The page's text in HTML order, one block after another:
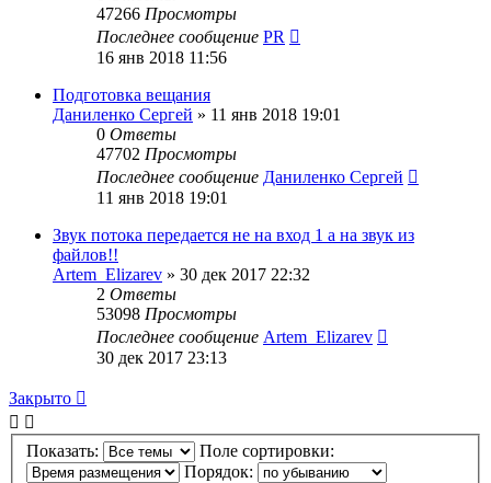
47266 Просмотры
Последнее сообщение PR
16 янв 2018 11:56
Подготовка вещания
Даниленко Сергей » 11 янв 2018 19:01
0 Ответы
47702 Просмотры
Последнее сообщение Даниленко Сергей
11 янв 2018 19:01
Звук потока передается не на вход 1 а на звук из
файлов!!
Artem_Elizarev » 30 дек 2017 22:32
2 Ответы
53098 Просмотры
Последнее сообщение Artem_Elizarev
30 дек 2017 23:13
Закрыто
Показать:
Поле сортировки:
Порядок: